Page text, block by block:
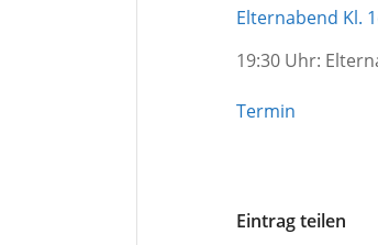
Elternabend Kl.
19:30 Uhr:
Termin
Eintrag teilen